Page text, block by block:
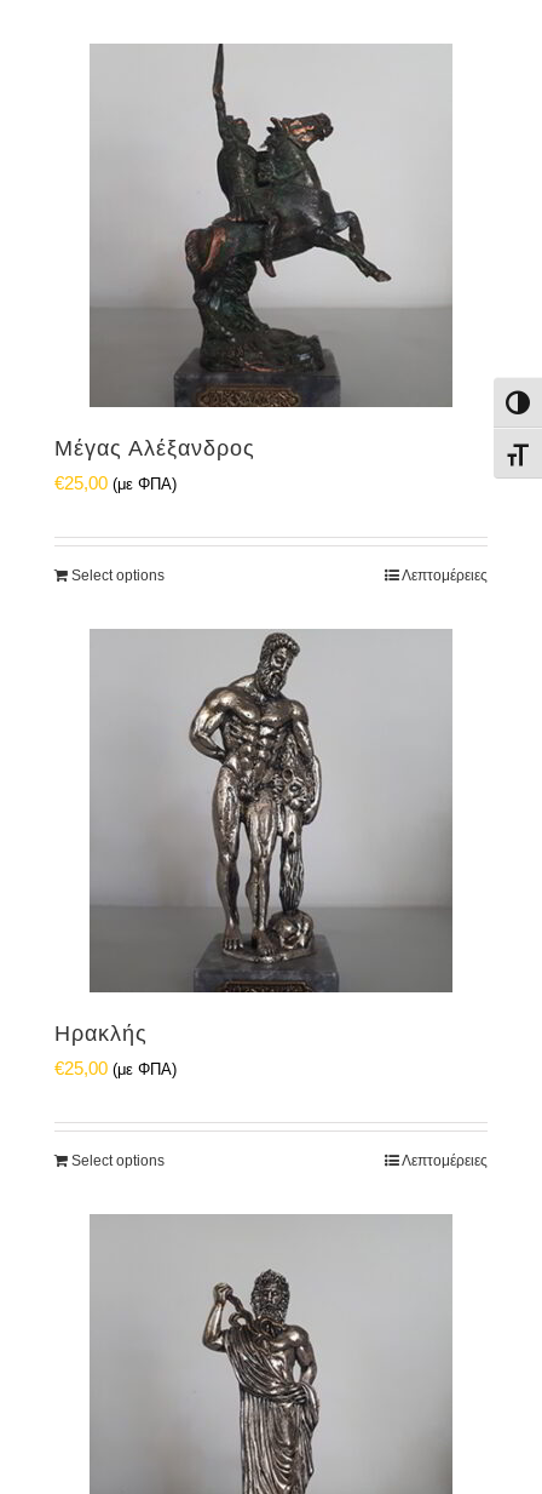
Μέγας Αλέξανδρος
€25,00 (με ΦΠΑ)
Select options Λεπτομέρειες
Ηρακλής
€25,00 (με ΦΠΑ)
Select options Λεπτομέρειες